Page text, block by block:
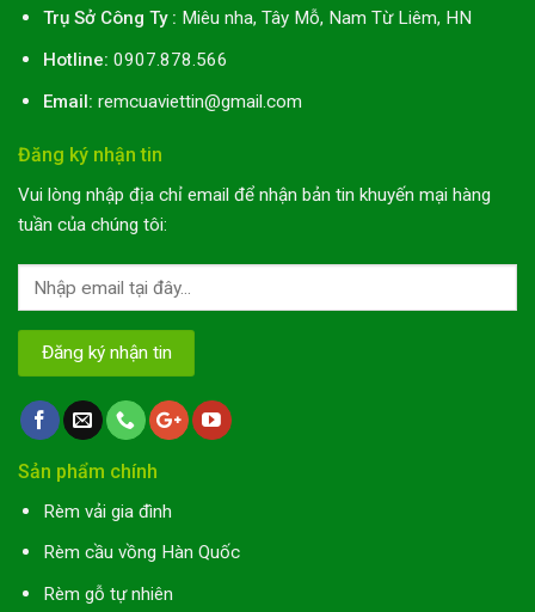
Trụ Sở Công Ty : Miêu nha, Tây Mỗ, Nam Từ Liêm, HN
Hotline: 0907.878.566
Email: remcuaviettin@gmail.com
Đăng ký nhận tin
Vui lòng nhập địa chỉ email để nhận bản tin khuyến mại hàng
tuần của chúng tôi:
Sản phẩm chính
Rèm vải gia đình
Rèm cầu vồng Hàn Quốc
Rèm gỗ tự nhiên